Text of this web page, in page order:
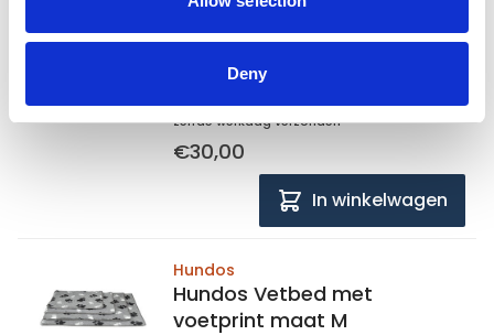
Deny
Op voorraad
Voor 15:00 besteld,
zelfde werkdag verzonden
€30,00
In winkelwagen
Hundos
Hundos Vetbed met
voetprint maat M